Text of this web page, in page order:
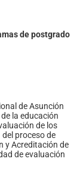
de postgrado
de Asunción
la educación
de los
proceso de
y Acreditación de
de evaluación